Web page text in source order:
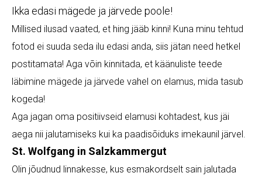
Ikka edasi mägede ja järvede poole!
Millised ilusad vaated, et hing jääb kinni! Kuna minu tehtud
fotod ei suuda seda ilu edasi anda, siis jätan need hetkel
postitamata! Aga võin kinnitada, et käänuliste teede
läbimine mägede ja järvede vahel on elamus, mida tasub
kogeda!
Aga jagan oma positiivseid elamusi kohtadest, kus jäi
aega nii jalutamiseks kui ka paadisõiduks imekaunil järvel.
St. Wolfgang in Salzkammergut
Olin jõudnud linnakesse, kus esmakordselt sain jalutada